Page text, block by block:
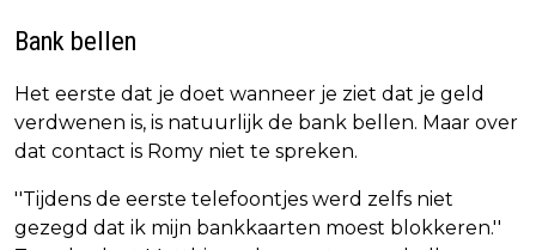
Bank bellen
Het eerste dat je doet wanneer je ziet dat je geld
verdwenen is, is natuurlijk de bank bellen. Maar over
dat contact is Romy niet te spreken.
''Tijdens de eerste telefoontjes werd zelfs niet
gezegd dat ik mijn bankkaarten moest blokkeren.''